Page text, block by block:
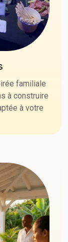
familiale
à construire
à votre